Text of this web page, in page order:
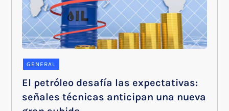
GENERAL
El petróleo desafía las expectativas:
señales técnicas anticipan una nueva